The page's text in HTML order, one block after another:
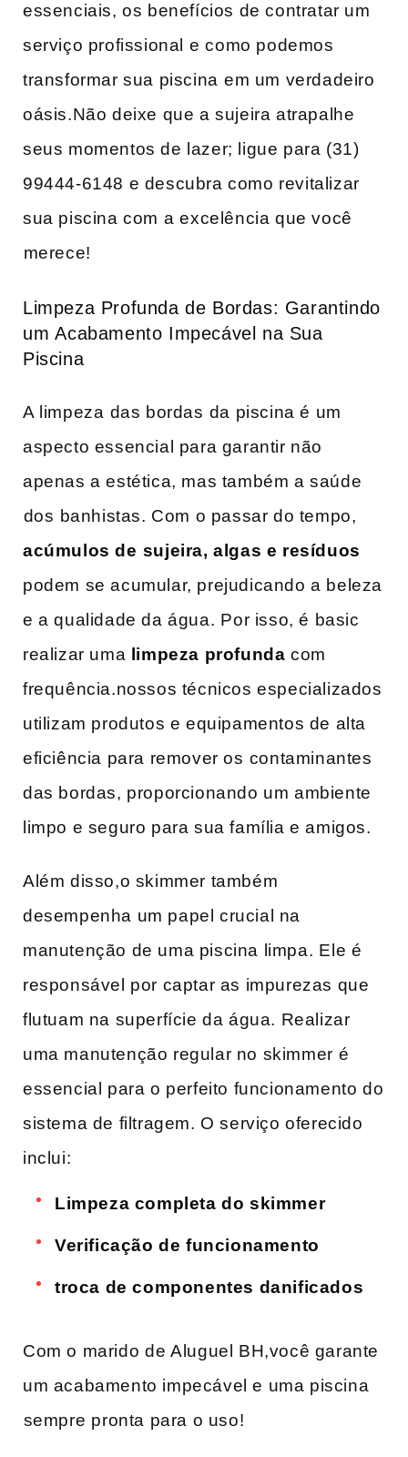
essenciais, os benefícios de contratar um
serviço ​profissional ⁣e como podemos
transformar sua piscina⁢ em ‌um verdadeiro
oásis.Não deixe que a sujeira atrapalhe
seus momentos de lazer; ligue para (31)
99444-6148 e descubra como revitalizar
sua piscina com a⁣ excelência que você
⁤merece!
Limpeza Profunda ‍de Bordas: Garantindo
um ⁤Acabamento Impecável na Sua
Piscina
A limpeza ⁣das bordas ⁤da ​piscina é um
aspecto essencial para garantir não
apenas a estética, mas também a saúde
⁤dos ⁣banhistas. Com o passar do tempo,
acúmulos de⁢ sujeira, algas e resíduos
podem se acumular, prejudicando a beleza
e a qualidade da água. ⁤Por isso, é basic‍
realizar uma limpeza profunda com
frequência.nossos técnicos especializados
‌utilizam produtos e​ equipamentos de alta
eficiência para remover os ⁤contaminantes
das‌ bordas, proporcionando um ambiente
limpo e seguro para sua família e amigos.
Além disso,o skimmer também
desempenha um papel crucial na
manutenção de uma ​piscina limpa. ⁢Ele é⁤
responsável por captar as impurezas que
flutuam na superfície da água. Realizar
uma manutenção regular no skimmer⁢ é
essencial para o perfeito funcionamento do⁤
sistema de filtragem. O serviço oferecido
inclui:
Limpeza completa do skimmer
Verificação de funcionamento
troca de ​componentes danificados
Com o marido ⁤de Aluguel BH,você garante
um acabamento ‌impecável ​e uma piscina
⁤sempre ⁣pronta para o ​uso!